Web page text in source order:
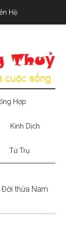
Hệ
Hợp
Kinh Dịch
Tứ Trụ
Đời thừa Nam